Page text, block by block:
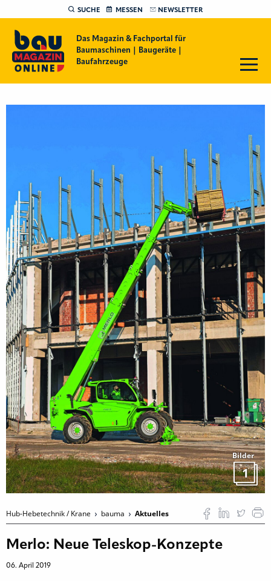
SUCHE MESSEN NEWSLETTER
Das Magazin & Fachportal für
Baumaschinen | Baugeräte |
Baufahrzeuge
Bilder
1
Hub-Hebetechnik / Krane bauma Aktuelles
Merlo: Neue Teleskop-Konzepte
06. April 2019